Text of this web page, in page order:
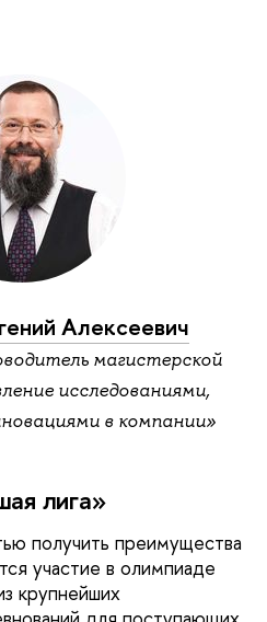
Алексеевич
магистерской
исследованиями,
в компании»
лига»
получить преимущества
участие в олимпиаде
крупнейших